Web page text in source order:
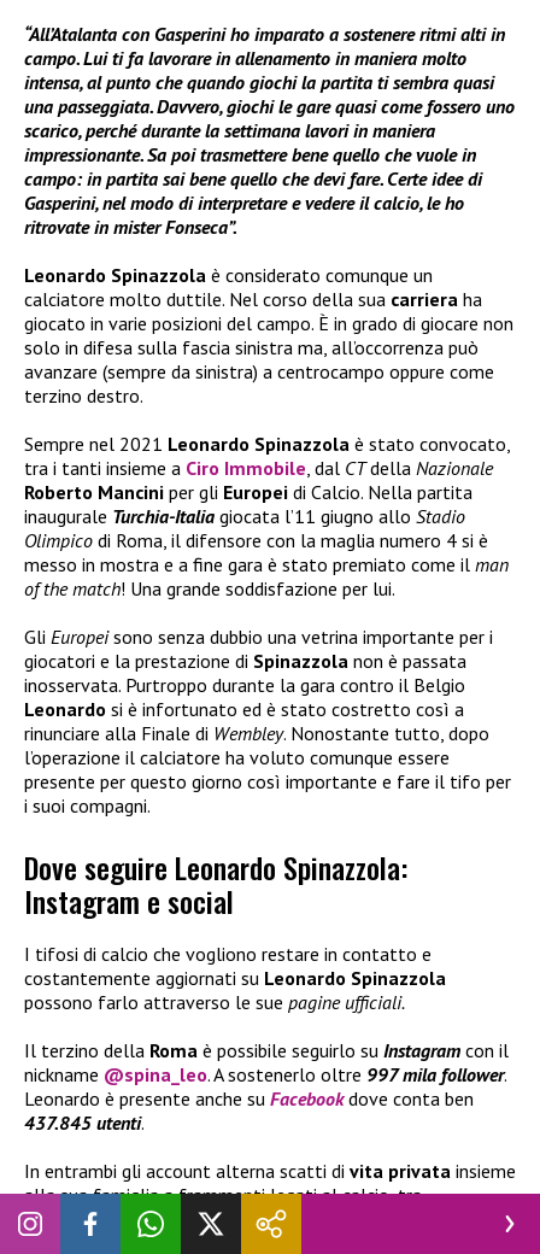
“All’Atalanta con Gasperini ho imparato a sostenere ritmi alti in
campo. Lui ti fa lavorare in allenamento in maniera molto
intensa, al punto che quando giochi la partita ti sembra quasi
una passeggiata. Davvero, giochi le gare quasi come fossero uno
scarico, perché durante la settimana lavori in maniera
impressionante. Sa poi trasmettere bene quello che vuole in
campo: in partita sai bene quello che devi fare. Certe idee di
Gasperini, nel modo di interpretare e vedere il calcio, le ho
ritrovate in mister Fonseca”.
Leonardo Spinazzola è considerato comunque un
calciatore molto duttile. Nel corso della sua carriera ha
giocato in varie posizioni del campo. È in grado di giocare non
solo in difesa sulla fascia sinistra ma, all’occorrenza può
avanzare (sempre da sinistra) a centrocampo oppure come
terzino destro.
Sempre nel 2021 Leonardo Spinazzola è stato convocato,
tra i tanti insieme a Ciro Immobile, dal CTdella Nazionale
Roberto Mancini per gli Europei di Calcio. Nella partita
inaugurale Turchia-Italia giocata l’11 giugno allo Stadio
Olimpico di Roma, il difensore con la maglia numero 4 si è
messo in mostra e a fine gara è stato premiato come il man
of the match! Una grande soddisfazione per lui.
Gli Europeisono senza dubbio una vetrina importante per i
giocatori e la prestazione di Spinazzola non è passata
inosservata. Purtroppo durante la gara contro il Belgio
Leonardo si è infortunato ed è stato costretto così a
rinunciare alla Finale di Wembley. Nonostante tutto, dopo
l’operazione il calciatore ha voluto comunque essere
presente per questo giorno così importante e fare il tifo per
i suoi compagni.
Dove seguire Leonardo Spinazzola:
Instagram e social
I tifosi di calcio che vogliono restare in contatto e
costantemente aggiornati su Leonardo Spinazzola
possono farlo attraverso le sue pagine ufficiali.
Il terzino della Roma è possibile seguirlo su Instagram con il
nickname @spina_leo. A sostenerlo oltre 997 mila follower.
Leonardo è presente anche su Facebookdove conta ben
437.845 utenti.
In entrambi gli account alterna scatti di vita privata insieme
alla sua famiglia a frammenti legati al calcio, tra
allenamenti e partite con il club d’appartenenza e l’